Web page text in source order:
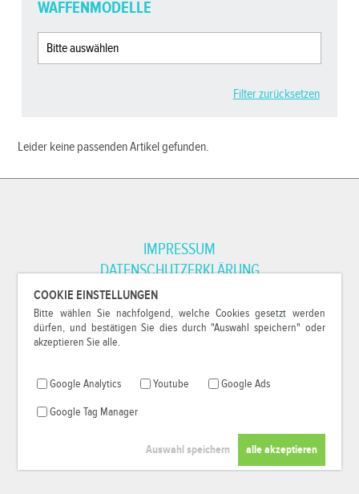
COOKIE EINSTELLUNGEN
Bitte wählen Sie nachfolgend, welche Cookies gesetzt werden
dürfen, und bestätigen Sie dies durch "Auswahl speichern" oder
akzeptieren Sie alle.
Google Analytics Youtube Google Ads
Google Tag Manager
WAFFENMODELLE
Filter zurücksetzen
Leider keine passenden Artikel gefunden.
IMPRESSUM
DATENSCHUTZERKLÄRUNG
*Alle Preise inkl. MwSt. und zzgl.Versandkosten
© 2000-2026 79Pixel, alle Rechte vorbehalten.